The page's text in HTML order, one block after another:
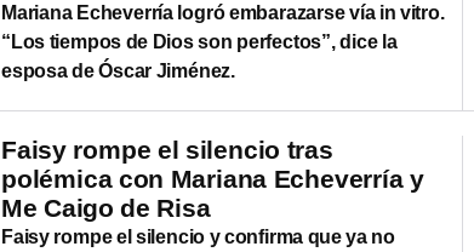
Mariana Echeverría logró embarazarse vía in vitro.
“Los tiempos de Dios son perfectos”, dice la
esposa de Óscar Jiménez.
Faisy rompe el silencio tras
polémica con Mariana Echeverría y
Me Caigo de Risa
Faisy rompe el silencio y confirma que ya no